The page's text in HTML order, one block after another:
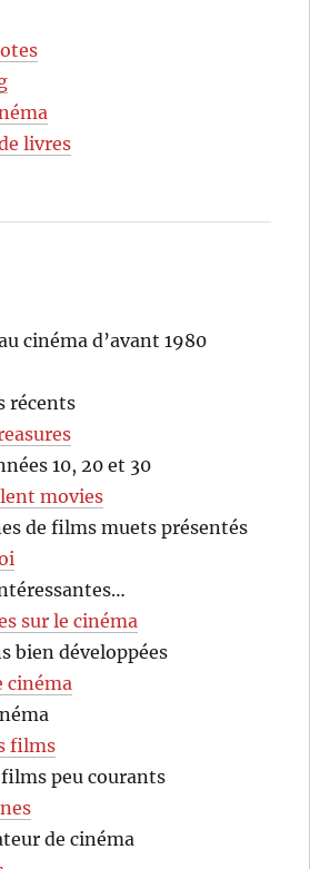
livres
cinéma d’avant 1980
récents
10, 20 et 30
movies
de films muets présentés
sur le cinéma
bien développées
cinéma
films
peu courants
de cinéma